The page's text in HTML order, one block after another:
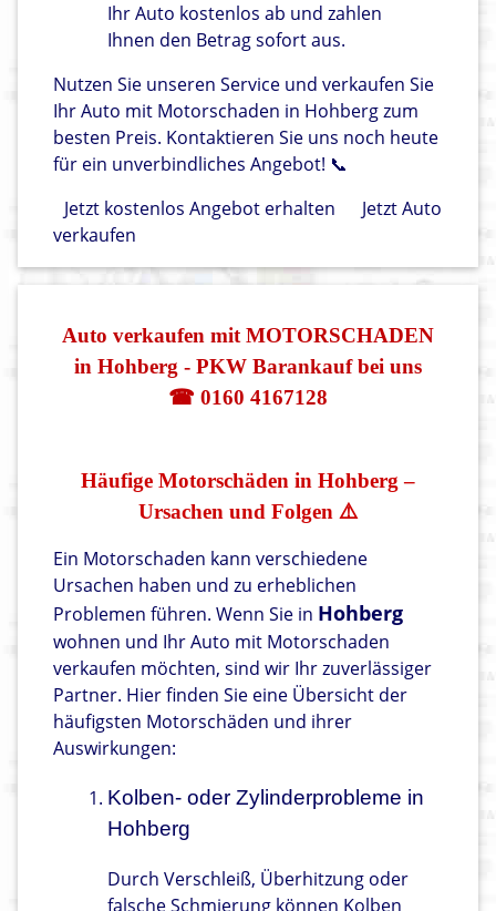
Ihr Auto kostenlos ab und zahlen
Ihnen den Betrag sofort aus.
Nutzen Sie unseren Service und verkaufen Sie
Ihr Auto mit Motorschaden in Hohberg zum
besten Preis. Kontaktieren Sie uns noch heute
für ein unverbindliches Angebot! 📞
Jetzt kostenlos Angebot erhalten
Jetzt Auto
verkaufen
Auto verkaufen mit MOTORSCHADEN
in Hohberg - PKW Barankauf bei uns
☎ 0160 4167128
Häufige Motorschäden in Hohberg –
Ursachen und Folgen ⚠️
Ein Motorschaden kann verschiedene
Ursachen haben und zu erheblichen
Problemen führen. Wenn Sie in Hohberg
wohnen und Ihr Auto mit Motorschaden
verkaufen möchten, sind wir Ihr zuverlässiger
Partner. Hier finden Sie eine Übersicht der
häufigsten Motorschäden und ihrer
Auswirkungen:
Kolben- oder Zylinderprobleme in
Hohberg
Durch Verschleiß, Überhitzung oder
falsche Schmierung können Kolben